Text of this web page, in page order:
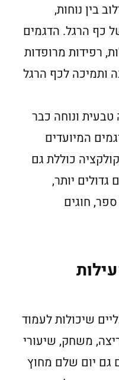
בין נוחות,
כף הרגל. הדגמים
רפידות מרופדות
ותמיכה לכף הרגל
ונוחה כבר
המיועדים
זאת, הקולקציה כוללת גם
גדולים יותר,
חוגים
שיכולות לעמוד
משחק, שיעורי
גם יום שלם מחוץ